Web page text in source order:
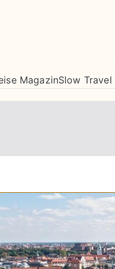
MagazinSlow Travel